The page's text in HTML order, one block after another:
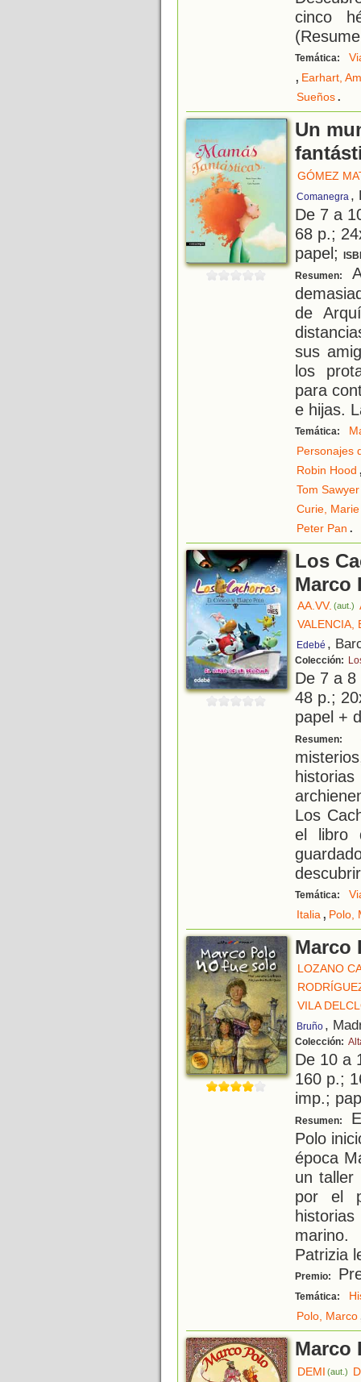
cinco
Temática:
, Earhart,
Sueños.
Un
GÓMEZ
Comanegra ,
De 7 a
68 p.;
papel;
Resumen:
de
sus
los
para
e hijas.
Temática:
Personajes
Robin Hood
Tom Sawyer
Curie, Marie
Peter Pan .
Los
Marco
AA.VV. (aut.)
VALENCIA,
Edebé ,
Colección:
De 7 a
48 p.;
papel +
Resumen:
Los
el libro
Temática:
Italia, Polo,
Marco
LOZANO
VILA
Bruño ,
Colección:
De 10 a
160 p.;
imp.;
Resumen:
Polo
época
un taller
por el
Patrizia
Premio:
Temática:
Polo, Marco
Marco
DEMI (aut.)